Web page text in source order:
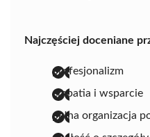
Najczęściej doceniane
profesjonalizm
empatia i wsparcie
pełna organizacja